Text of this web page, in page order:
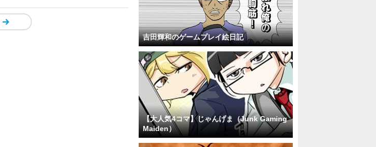
吉田輝和のゲームプレイ絵日記
【大人気4コマ】じゃんげま（Junk Gaming
Maiden）